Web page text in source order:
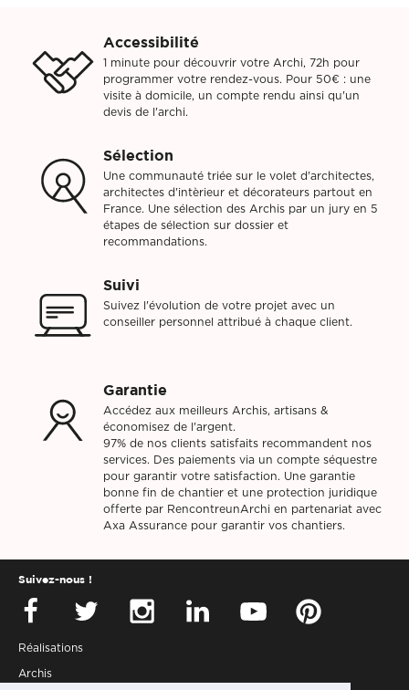
Accessibilité
1 minute pour découvrir votre Archi, 72h pour
programmer votre rendez-vous. Pour 50€ : une
visite à domicile, un compte rendu ainsi qu'un
devis de l'archi.
Sélection
Une communauté triée sur le volet d'architectes,
architectes d'intèrieur et décorateurs partout en
France. Une sélection des Archis par un jury en 5
étapes de sélection sur dossier et
recommandations.
Suivi
Suivez l'évolution de votre projet avec un
conseiller personnel attribué à chaque client.
Garantie
Accédez aux meilleurs Archis, artisans &
économisez de l'argent.
97% de nos clients satisfaits recommandent nos
services. Des paiements via un compte séquestre
pour garantir votre satisfaction. Une garantie
bonne fin de chantier et une protection juridique
offerte par RencontreunArchi en partenariat avec
Axa Assurance pour garantir vos chantiers.
Réalisations
Archis
Suivez-nous !